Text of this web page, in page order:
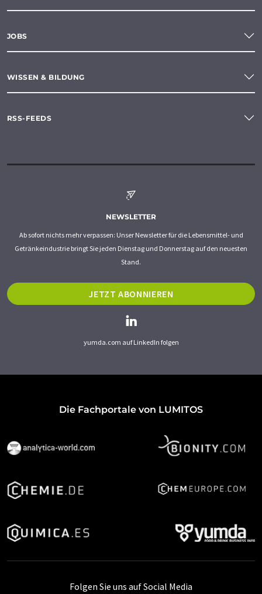
JOBS
WISSEN & BILDUNG
RSS-FEEDS
NEWSLETTER
Ab sofort nichts mehr verpassen: Unser Newsletter für die Lebensmittel- und
Getränkeindustrie bringt Sie jeden Dienstag und Donnerstag auf den neuesten
Stand.
JETZT ABONNIEREN
yumda.com auf LinkedIn folgen
Die Fachportale von LUMITOS
Folgen Sie uns auf Social Media